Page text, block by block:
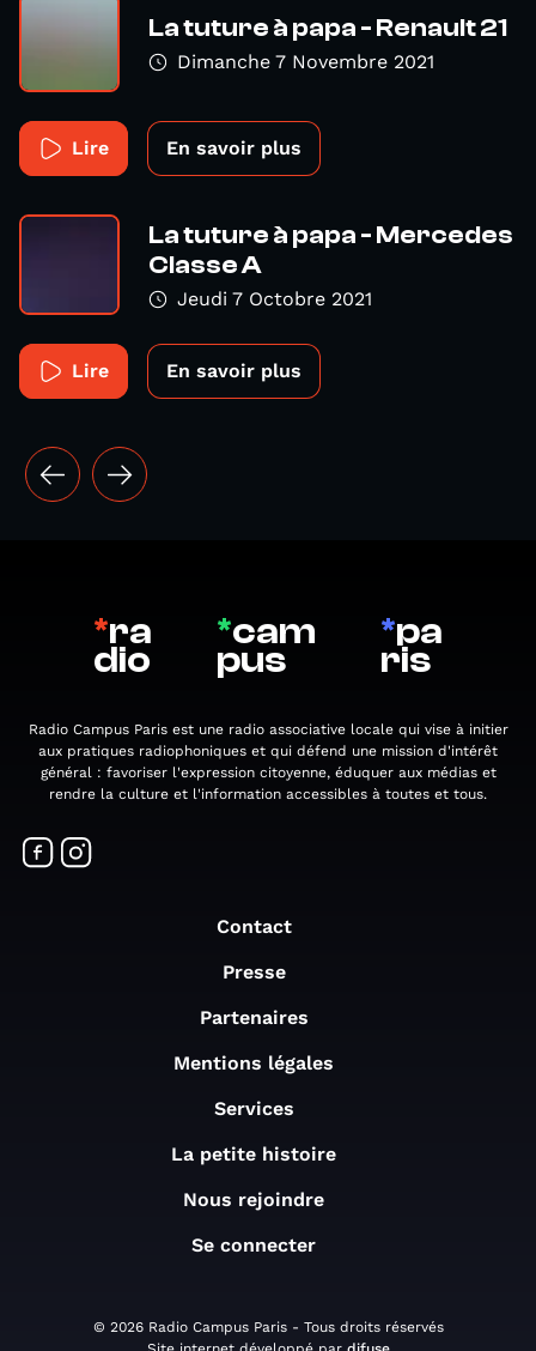
La tuture à papa - Renault 21
Dimanche 7 Novembre 2021
Lire En savoir plus
La tuture à papa - Mercedes
Classe A
Jeudi 7 Octobre 2021
Lire En savoir plus
*ra
dio
*cam
pus
*pa
ris
Radio Campus Paris est une radio associative locale qui vise à initier
aux pratiques radiophoniques et qui défend une mission d'intérêt
général : favoriser l'expression citoyenne, éduquer aux médias et
rendre la culture et l'information accessibles à toutes et tous.
Contact
Presse
Partenaires
Mentions légales
Services
La petite histoire
Nous rejoindre
Se connecter
© 2026 Radio Campus Paris - Tous droits réservés